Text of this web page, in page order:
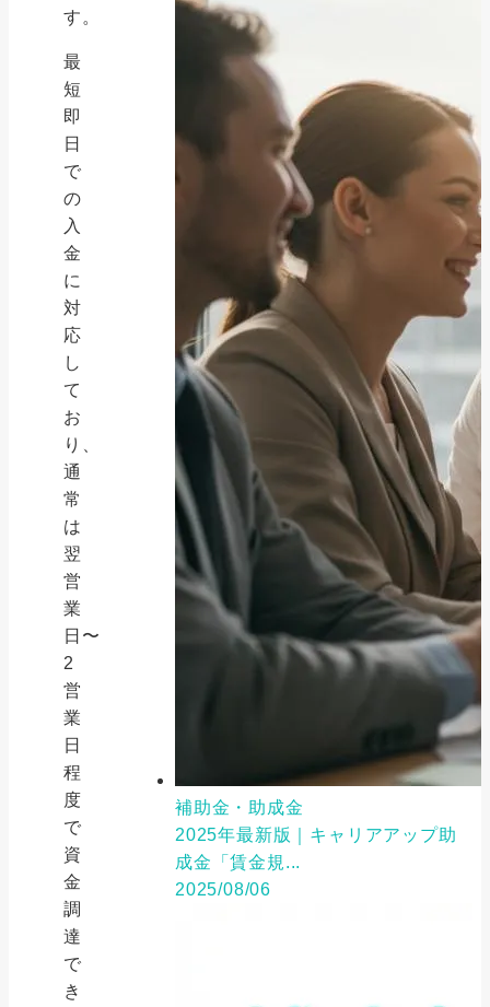
す。
最
短
即
日
で
の
入
金
に
対
応
し
て
お
り、
通
常
は
翌
営
業
日〜
2
営
業
日
程
度
で
資
金
調
達
で
き
補助金・助成金
2025年最新版｜キャリアアップ助
成金「賃金規...
2025/08/06